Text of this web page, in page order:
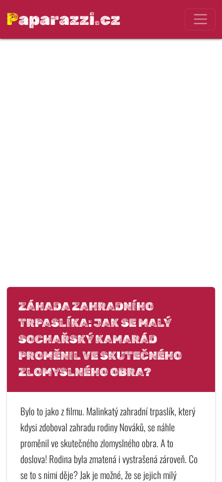
Paparazzi.cz
ZÁHADA ZAHRADNÍHO
TRPASLÍKA: JAK SE MALÝ
SOCHAŘSKÝ KAMARÁD
PROMĚNIL VE SKUTEČNÉHO
ZLOMYSLNÉHO OBRA?
Bylo to jako z filmu. Malinkatý zahradní trpaslík, který
kdysi zdoboval zahradu rodiny Nováků, se náhle
proměnil ve skutečného zlomyslného obra. A to
doslova! Rodina byla zmatená i vystrašená zároveň. Co
se to s nimi děje? Jak je možné, že se jejich milý